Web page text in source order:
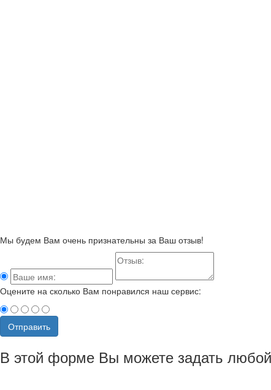
Мы будем Вам очень признательны за Ваш отзыв!
Оцените на сколько Вам понравился наш сервис:
Отправить
В этой форме Вы можете задать